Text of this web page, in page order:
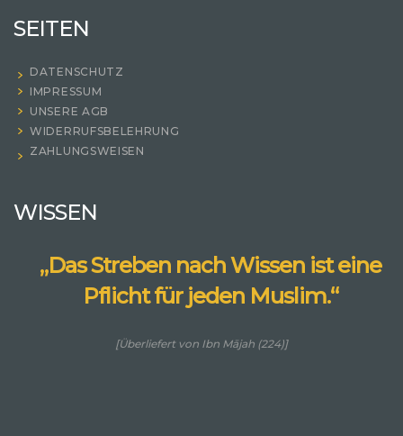
SEITEN
DATENSCHUTZ
IMPRESSUM
UNSERE AGB
WIDERRUFSBELEHRUNG
ZAHLUNGSWEISEN
WISSEN
„Das Streben nach Wissen ist eine
Pflicht für jeden Muslim.“
[Überliefert von Ibn Mājah (224)]